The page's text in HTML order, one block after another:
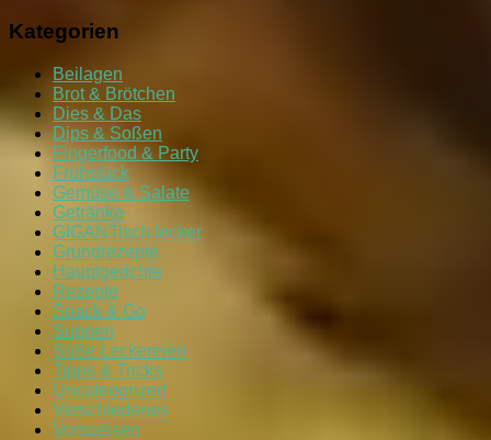
Kategorien
Beilagen
Brot & Brötchen
Dies & Das
Dips & Soßen
Fingerfood & Party
Frühstück
Gemüse & Salate
Getränke
GIGANTisch lecker
Grundrezepte
Hauptgerichte
Rezepte
Snack & Go
Suppen
Süße Leckereien
Tipps & Tricks
Uncategorized
Verschiedenes
Vorspeisen